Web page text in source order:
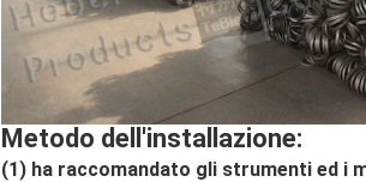
Metodo dell'installazione:
(1) ha raccomandato gli strumenti ed i